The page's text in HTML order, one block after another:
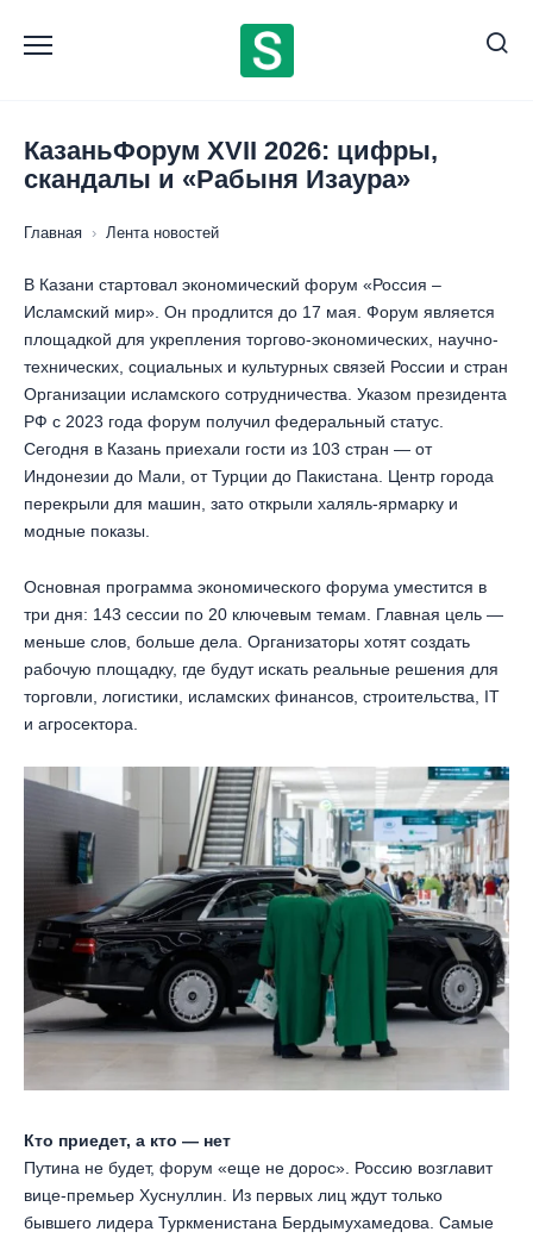
содержанию
КазаньФорум ХVII 2026: цифры,
скандалы и «Рабыня Изаура»
Главная › Лента новостей
В Казани стартовал экономический форум «Россия –
Исламский мир». Он продлится до 17 мая. Форум является
площадкой для укрепления торгово-экономических, научно-
технических, социальных и культурных связей России и стран
Организации исламского сотрудничества. Указом президента
РФ с 2023 года форум получил федеральный статус.
Сегодня в Казань приехали гости из 103 стран — от
Индонезии до Мали, от Турции до Пакистана. Центр города
перекрыли для машин, зато открыли халяль-ярмарку и
модные показы.
Основная программа экономического форума уместится в
три дня: 143 сессии по 20 ключевым темам. Главная цель —
меньше слов, больше дела. Организаторы хотят создать
рабочую площадку, где будут искать реальные решения для
торговли, логистики, исламских финансов, строительства, IT
и агросектора.
Кто приедет, а кто — нет
Путина не будет, форум «еще не дорос». Россию возглавит
вице-премьер Хуснуллин. Из первых лиц ждут только
бывшего лидера Туркменистана Бердымухамедова. Самые